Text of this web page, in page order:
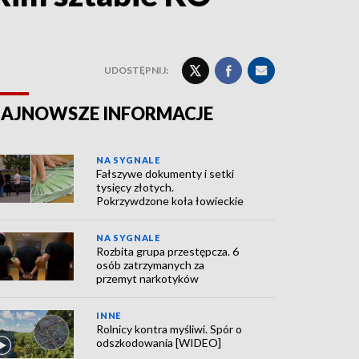
UDOSTĘPNIJ:
INFORMACJE
NA SYGNALE
Fałszywe dokumenty i setki
tysięcy złotych.
Pokrzywdzone koła łowieckie
NA SYGNALE
Rozbita grupa przestępcza. 6
osób zatrzymanych za
przemyt narkotyków
INNE
Rolnicy kontra myśliwi. Spór o
odszkodowania [WIDEO]